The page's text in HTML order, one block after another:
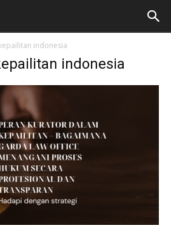
indonesia
indonesia